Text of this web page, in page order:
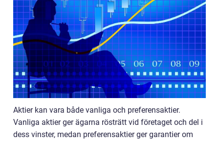
Aktier kan vara både vanliga och preferensaktier.
Vanliga aktier ger ägarna rösträtt vid företaget och del i
dess vinster, medan preferensaktier ger garantier om